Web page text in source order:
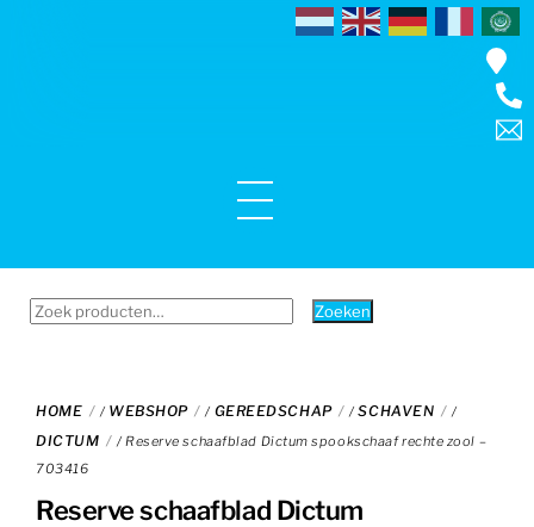
Menu
Zoeken
Zoeken
HOME / WEBSHOP / GEREEDSCHAP /SCHAVEN /
DICTUM
/ Reserve schaafblad Dictum spookschaaf rechte zool –
703416
Reserve schaafblad Dictum